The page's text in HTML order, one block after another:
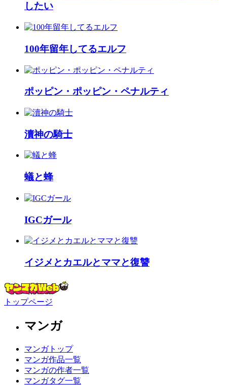
したい
100年留年してるエルフ
ポッピン・ポッピン・ペナルティ
瀆神の騎士
蟻と蜂
IGCガール
イジメとカエルとママと復讐
トップページ
マンガ
マンガトップ
マンガ作品一覧
マンガの作者一覧
マンガタグ一覧